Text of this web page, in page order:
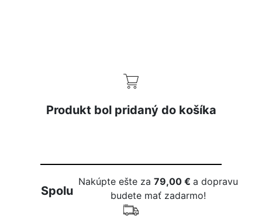
Produkt bol pridaný do košíka
Spolu
Nakúpte ešte za79,00 €a dopravu
budete mať zadarmo!